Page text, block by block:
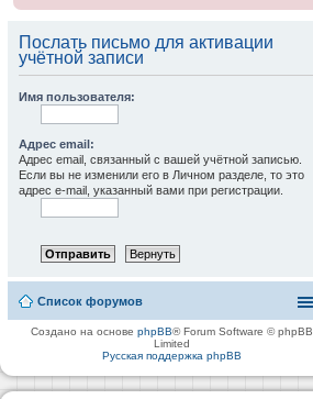
Послать письмо для активации
учётной записи
Имя пользователя:
Адрес email:
Адрес email, связанный с вашей учётной записью.
Если вы не изменили его в Личном разделе, то это
адрес e-mail, указанный вами при регистрации.
Список форумов
Создано на основеphpBB® Forum Software © phpBB
Limited
Русская поддержка phpBB